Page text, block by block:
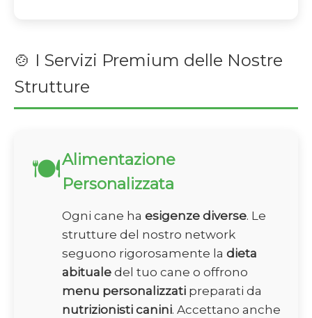
🍲 I Servizi Premium delle Nostre
Strutture
🍽️Alimentazione
Personalizzata
Ogni cane ha esigenze diverse. Le
strutture del nostro network
seguono rigorosamente la dieta
abituale del tuo cane o offrono
menu personalizzati preparati da
nutrizionisti canini. Accettano anche